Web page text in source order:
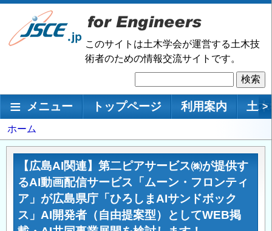
メ
ン
移
このサイトは土木学会が運営する土木技
術者のための情報交流サイトです。
索
メインナビゲーション
メニュー トップページ 利用案内 土 >
パ
ン
ホーム
【広島AI関連】第二ピアサービス㈱が提供す
るAI動画配信サービス「ムーン・フロンティ
ア」が広島県庁「ひろしまAIサンドボック
ス」AI開発者（自由提案型）としてWEB掲